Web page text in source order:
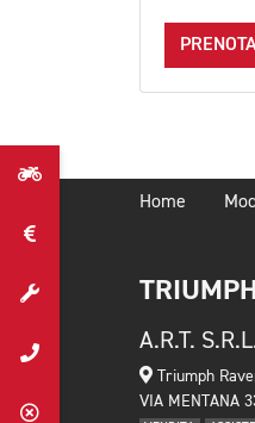
Home
A.R.T.
Triumph
VIA MENTANA